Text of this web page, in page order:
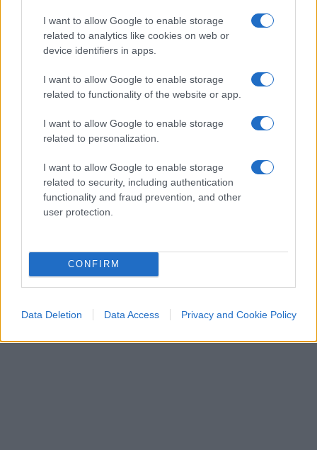
I want to allow Google to enable storage
related to analytics like cookies on web or
device identifiers in apps.
I want to allow Google to enable storage
related to functionality of the website or app.
I want to allow Google to enable storage
related to personalization.
I want to allow Google to enable storage
related to security, including authentication
functionality and fraud prevention, and other
user protection.
CONFIRM
Data Deletion Data Access Privacy and Cookie Policy
di Teresa Casamichela
8 Agosto 2026, 15:57
1.9k